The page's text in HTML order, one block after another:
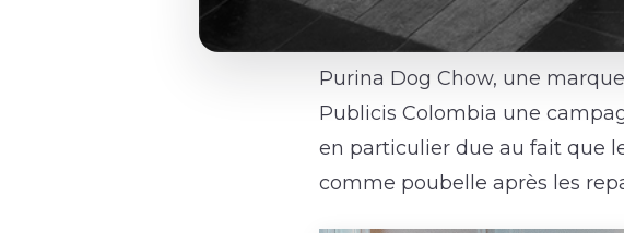
Purina Dog Chow, une
Publicis Colombia une
en particulier due au fait que
comme poubelle après les